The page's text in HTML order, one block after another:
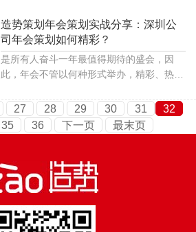
做一期分享。
造势策划年会策划实战分享：深圳公
司年会策划如何精彩？
是所有人奋斗一年最值得期待的盛会，因
此，年会不管以何种形式举办，精彩、热
备的元素。 针对年会策划，我并没有在网
上找到很好的参考文章，正好自己这段时间
也在筹备年会，于是就写了这篇文章。在我
证办一场顺利的年会，所谓的精彩不过是各
个环节的锦上添花而已。
27 28 29 30 31
32
35 36 下一页 最末页